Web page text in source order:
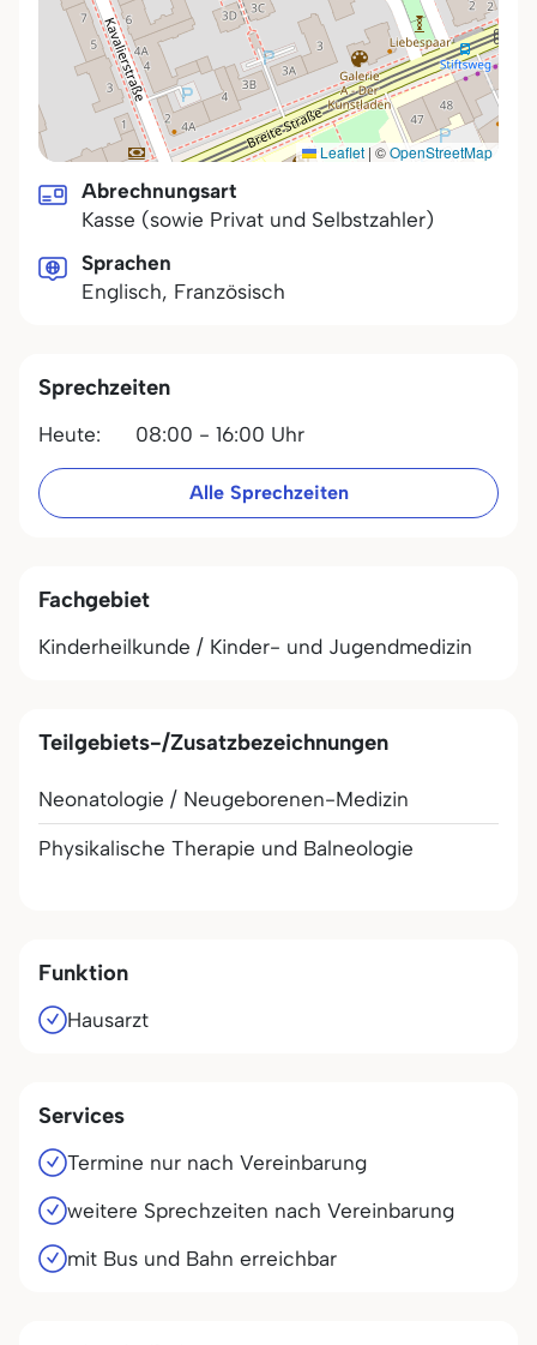
Leaflet | ©OpenStreetMap
Abrechnungsart
Kasse (sowie Privat und Selbstzahler)
Sprachen
Englisch, Französisch
Sprechzeiten
Heute: 08:00 - 16:00 Uhr
Alle Sprechzeiten
Fachgebiet
Kinderheilkunde / Kinder- und Jugendmedizin
Teilgebiets-/Zusatzbezeichnungen
Neonatologie / Neugeborenen-Medizin
Physikalische Therapie und Balneologie
Funktion
Hausarzt
Services
Termine nur nach Vereinbarung
weitere Sprechzeiten nach Vereinbarung
mit Bus und Bahn erreichbar